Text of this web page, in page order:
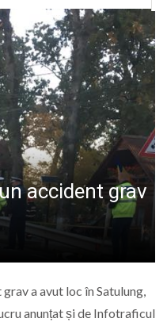
accident grav
a avut loc în Satulung,
anunțat și de Infotraficul